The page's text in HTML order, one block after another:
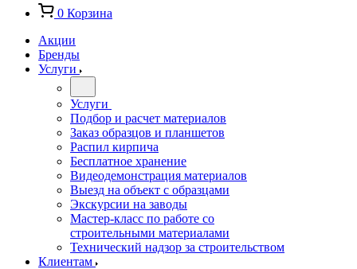
0 Корзина
Акции
Бренды
Услуги
Услуги
Подбор и расчет материалов
Заказ образцов и планшетов
Распил кирпича
Бесплатное хранение
Видеодемонстрация материалов
Выезд на объект с образцами
Экскурсии на заводы
Мастер-класс по работе со
строительными материалами
Технический надзор за строительством
Клиентам